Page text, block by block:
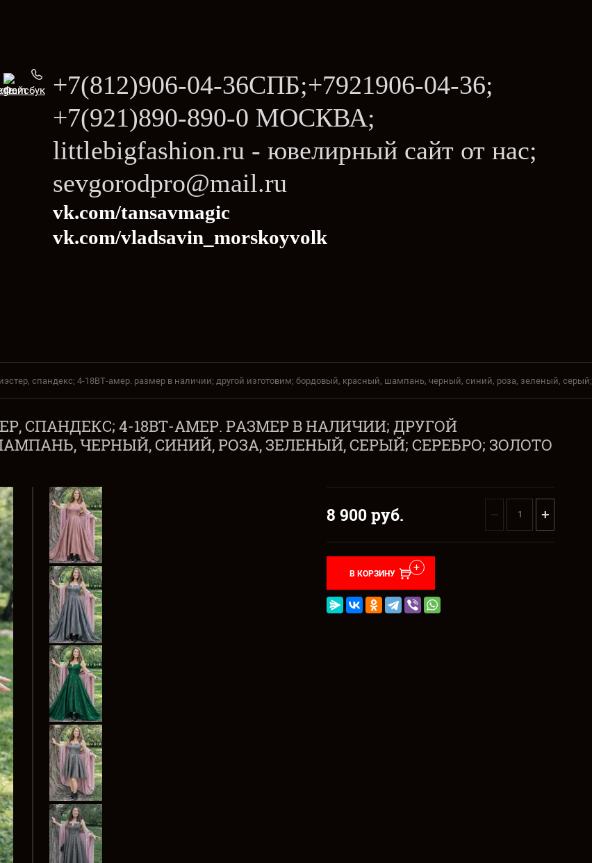
+7(812)906-04-36СПБ;+7921906-04-36;
+7(921)890-890-0 МОСКВА;
littlebigfashion.ru - ювелирный сайт от нас;
sevgorodpro@mail.ru
vk.com/tansavmagic
vk.com/vladsavin_morskoyvolk
спандекс; 4-18ВТ-амер. размер в наличии; другой изготовим; бордовый, красный, шампань, черный, синий, роза, зеленый,
СПАНДЕКС; 4-18ВТ-АМЕР. РАЗМЕР В НАЛИЧИИ; ДРУГОЙ
ЧЕРНЫЙ, СИНИЙ, РОЗА, ЗЕЛЕНЫЙ, СЕРЫЙ; СЕРЕБРО; ЗОЛОТО
8 900 руб. − +
В КОРЗИНУ